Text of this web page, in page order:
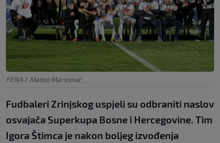
FENA / Mateo Marinović
Fudbaleri Zrinjskog uspjeli su odbraniti naslov
osvajača Superkupa Bosne i Hercegovine. Tim
Igora Štimca je nakon boljeg izvođenja